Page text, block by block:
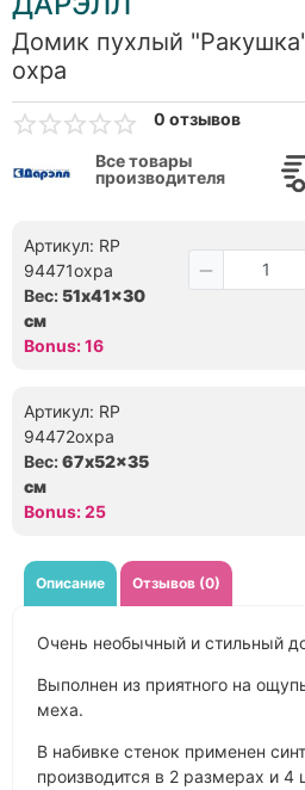
Домик пухлый
охра
0 отзывов
Все товары
производителя
Артикул: RP
94471охра
Вес:51x41x30
см
Bonus: 16
Артикул: RP
94472охра
Вес:67x52x35
см
Bonus: 25
Описание Отзывов (0)
Очень необычный и стильный
Выполнен из приятного на
меха.
В набивке стенок применен
производится в 2 размерах и 4